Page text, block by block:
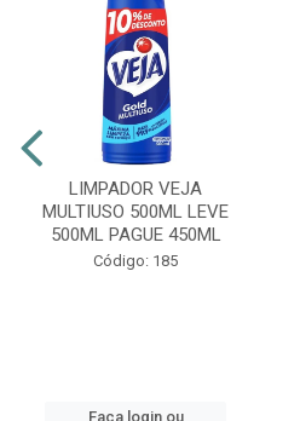
LIMPADOR VEJA
MULTIUSO 500ML LEVE
500ML PAGUE 450ML
Código: 185
Faça login ou